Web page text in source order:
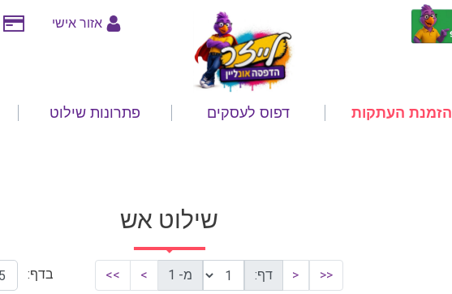
אזור אישי
הזמנת העתקות דפוס לעסקים פתרונות שילוט
שילוט אש
<<
< דף: מ- 1 >
>> בדף: